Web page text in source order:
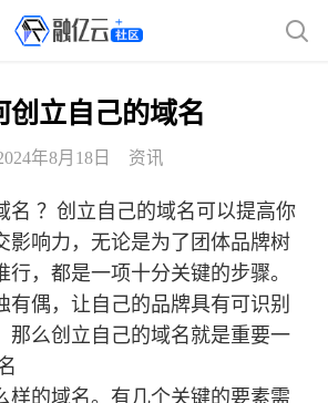
创立自己的域名
年8月18日 资讯
名 ？创立自己的域名可以提高你
影响力，无论是为了团体品牌树
行，都是一项十分关键的步骤。
有偶，让自己的品牌具有可识别
那么创立自己的域名就是重要一
样的域名。有几个关键的要素需